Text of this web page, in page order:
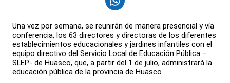
Una vez por semana, se reunirán de manera presencial y vía
conferencia, los 63 directores y directoras de los diferentes
establecimientos educacionales y jardines infantiles con el
equipo directivo del Servicio Local de Educación Pública –
SLEP- de Huasco, que, a partir del 1 de julio, administrará la
educación pública de la provincia de Huasco.